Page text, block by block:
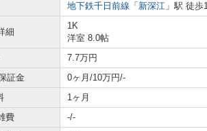
地下鉄千日前線 「 新深江 」駅 徒歩
細
1K
洋室 8.0帖
7.7万円
証金
0ヶ月/10万円/-
1ヶ月
費
-/-